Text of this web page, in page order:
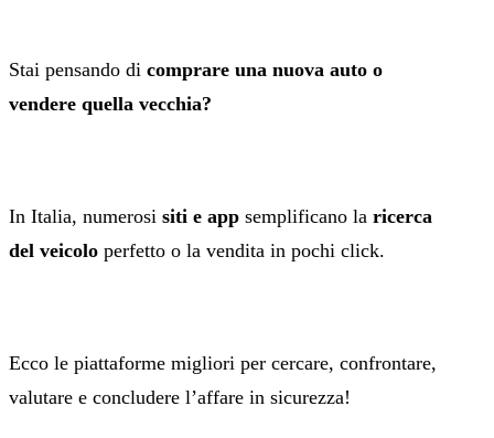
Stai pensando di comprare una nuova auto o
vendere quella vecchia?
In Italia, numerosi siti e app semplificano la ricerca
del veicolo perfetto o la vendita in pochi click.
Ecco le piattaforme migliori per cercare, confrontare,
valutare e concludere l’affare in sicurezza!